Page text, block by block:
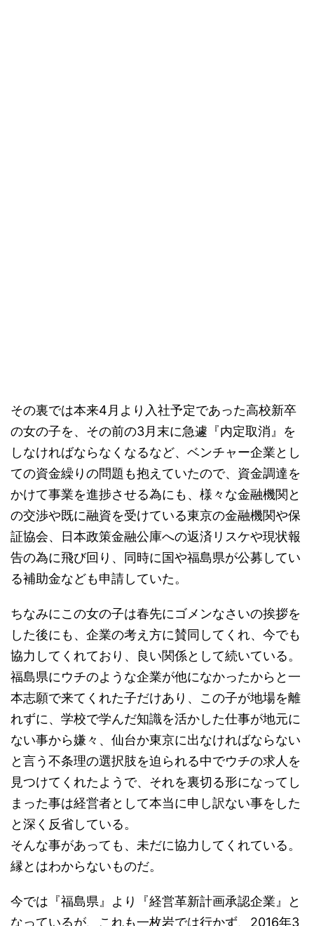
その裏では本来4月より入社予定であった高校新卒
の女の子を、その前の3月末に急遽『内定取消』を
しなければならなくなるなど、ベンチャー企業とし
ての資金繰りの問題も抱えていたので、資金調達を
かけて事業を進捗させる為にも、様々な金融機関と
の交渉や既に融資を受けている東京の金融機関や保
証協会、日本政策金融公庫への返済リスケや現状報
告の為に飛び回り、同時に国や福島県が公募してい
る補助金なども申請していた。
ちなみにこの女の子は春先にゴメンなさいの挨拶を
した後にも、企業の考え方に賛同してくれ、今でも
協力してくれており、良い関係として続いている。
福島県にウチのような企業が他になかったからと一
本志願で来てくれた子だけあり、この子が地場を離
れずに、学校で学んだ知識を活かした仕事が地元に
ない事から嫌々、仙台か東京に出なければならない
と言う不条理の選択肢を迫られる中でウチの求人を
見つけてくれたようで、それを裏切る形になってし
まった事は経営者として本当に申し訳ない事をした
と深く反省している。
そんな事があっても、未だに協力してくれている。
縁とはわからないものだ。
今では『福島県』より『経営革新計画承認企業』と
なっているが、これも一枚岩では行かず、2016年3